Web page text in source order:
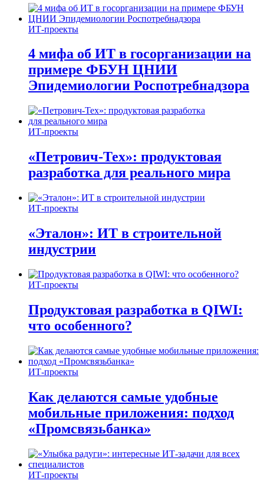
ИТ-проекты
4 мифа об ИТ в госорганизации на
примере ФБУН ЦНИИ
Эпидемиологии Роспотребнадзора
ИТ-проекты
«Петрович-Тех»: продуктовая
разработка для реального мира
ИТ-проекты
«Эталон»: ИТ в строительной
индустрии
ИТ-проекты
Продуктовая разработка в QIWI:
что особенного?
ИТ-проекты
Как делаются самые удобные
мобильные приложения: подход
«Промсвязьбанка»
ИТ-проекты